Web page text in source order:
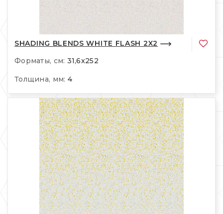
SHADING BLENDS WHITE FLASH 2X2
Форматы, см: 31,6x252
Толщина, мм: 4